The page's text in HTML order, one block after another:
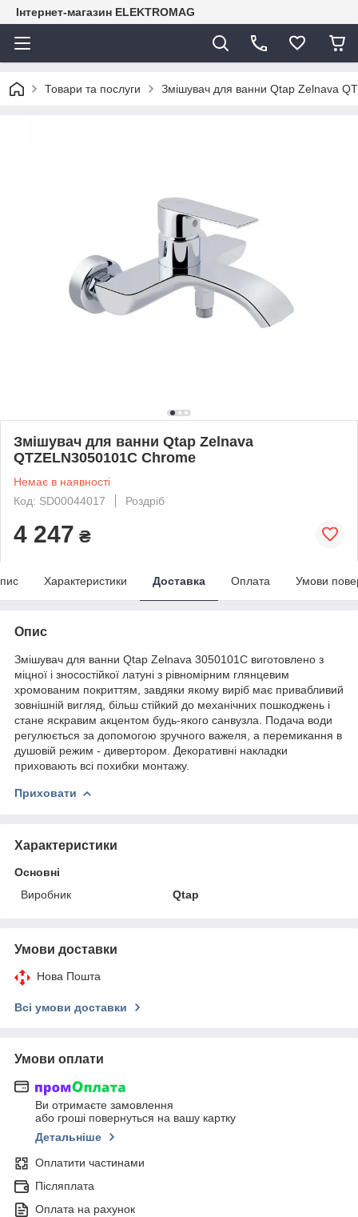
Інтернет-магазин ELEKTROMAG
Товари та послуги Змішувач для ванни Qtap Zelnava
Змішувач для ванни Qtap Zelnava
QTZELN3050101C Chrome
Немає в наявності
Код: SD00044017
Роздріб
4 247 ₴
Характеристики Доставка Оплата Умови
Опис
Змішувач для ванни Qtap Zelnava 3050101C виготовлено з
міцної і зносостійкої латуні з рівномірним глянцевим
хромованим покриттям, завдяки якому виріб має привабливий
зовнішній вигляд, більш стійкий до механічних пошкоджень і
стане яскравим акцентом будь-якого санвузла. Подача води
регулюється за допомогою зручного важеля, а перемикання в
душовій режим - дивертором. Декоративні накладки
приховають всі похибки монтажу.
Приховати
Характеристики
Основні
Виробник
Qtap
Умови доставки
Нова Пошта
Всі умови доставки
Умови оплати
Ви отримаєте замовлення
або гроші повернуться на вашу картку
Детальніше
Оплатити частинами
Післяплата
Оплата на рахунок